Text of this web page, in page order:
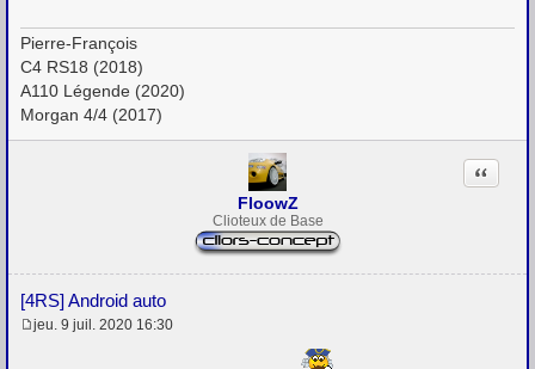
Pierre-François
C4 RS18 (2018)
A110 Légende (2020)
Morgan 4/4 (2017)
FloowZ
Clioteux de Base
[4RS] Android auto
Citation
jeu. 9 juil. 2020 16:30